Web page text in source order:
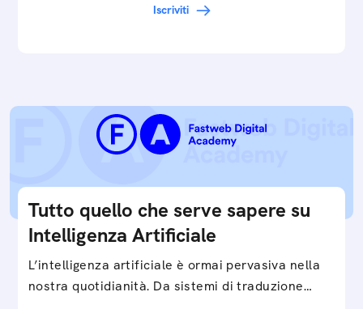
interpretazione dei big data ai chatbot e virtual…
Iscriviti
Tutto quello che serve sapere su
Intelligenza Artificiale
L’intelligenza artificiale è ormai pervasiva nella
nostra quotidianità. Da sistemi di traduzione